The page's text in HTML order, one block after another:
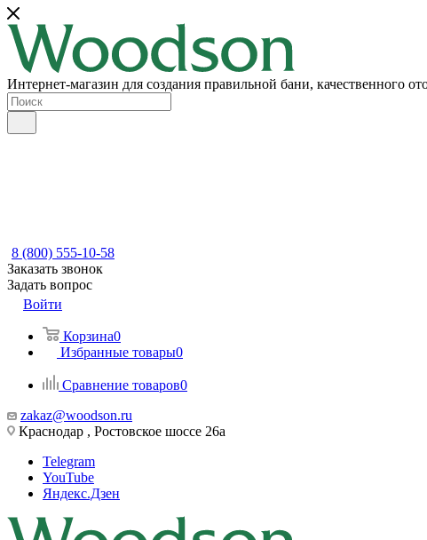
Интернет-магазин для создания правильной бани, качественного
8 (800) 555-10-58
Заказать звонок
Задать вопрос
Войти
Корзина0
Избранные товары0
Сравнение товаров0
zakaz@woodson.ru
Краснодар , Ростовское шоссе 26а
Telegram
YouTube
Яндекс.Дзен